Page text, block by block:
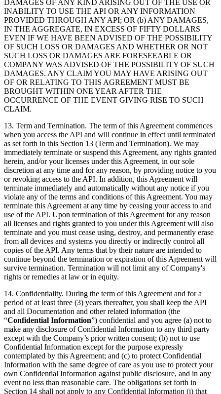
DAMAGES OF ANY KIND ARISING OUT OF THE USE OR
INABILITY TO USE THE API OR ANY INFORMATION
PROVIDED THROUGH ANY API; OR (b) ANY DAMAGES,
IN THE AGGREGATE, IN EXCESS OF FIFTY DOLLARS
EVEN IF WE HAVE BEEN ADVISED OF THE POSSIBILITY
OF SUCH LOSS OR DAMAGES AND WHETHER OR NOT
SUCH LOSS OR DAMAGES ARE FORESEEABLE OR
COMPANY WAS ADVISED OF THE POSSIBILITY OF SUCH
DAMAGES. ANY CLAIM YOU MAY HAVE ARISING OUT
OF OR RELATING TO THIS AGREEMENT MUST BE
BROUGHT WITHIN ONE YEAR AFTER THE
OCCURRENCE OF THE EVENT GIVING RISE TO SUCH
CLAIM.
13. Term and Termination. The term of this Agreement commences
when you access the API and will continue in effect until terminated
as set forth in this Section 13 (Term and Termination). We may
immediately terminate or suspend this Agreement, any rights granted
herein, and/or your licenses under this Agreement, in our sole
discretion at any time and for any reason, by providing notice to you
or revoking access to the API. In addition, this Agreement will
terminate immediately and automatically without any notice if you
violate any of the terms and conditions of this Agreement. You may
terminate this Agreement at any time by ceasing your access to and
use of the API. Upon termination of this Agreement for any reason
all licenses and rights granted to you under this Agreement will also
terminate and you must cease using, destroy, and permanently erase
from all devices and systems you directly or indirectly control all
copies of the API. Any terms that by their nature are intended to
continue beyond the termination or expiration of this Agreement will
survive termination. Termination will not limit any of Company's
rights or remedies at law or in equity.
14. Confidentiality. During the term of this Agreement and for a
period of at least three (3) years thereafter, you shall keep the API
and all Documentation and other related information (the
“Confidential Information”) confidential and you agree (a) not to
make any disclosure of Confidential Information to any third party
except with the Company’s prior written consent; (b) not to use
Confidential Information except for the purpose expressly
contemplated by this Agreement; and (c) to protect Confidential
Information with the same degree of care as you use to protect your
own Confidential Information against public disclosure, and in any
event no less than reasonable care. The obligations set forth in
Section 14 shall not apply to any Confidential Information (i) that